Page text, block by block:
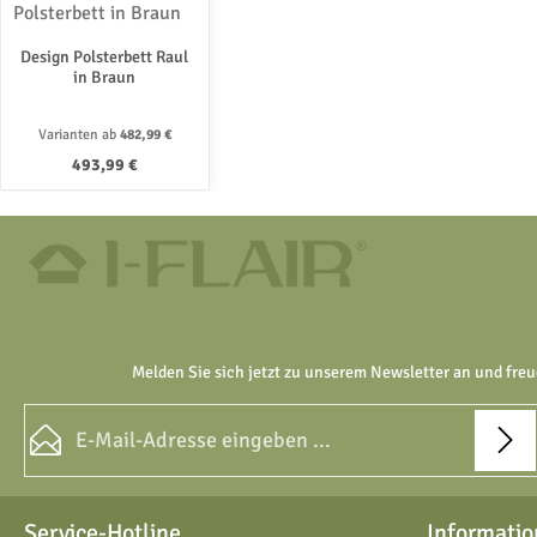
Design Polsterbett Raul
in Braun
Varianten ab482,99 €
Regulärer Preis:
493,99 €
Melden Sie sich jetzt zu unserem Newsletter an und
Datenschutz
Die mit einem Stern (*) markierten Felder sind Pflichtfelder.